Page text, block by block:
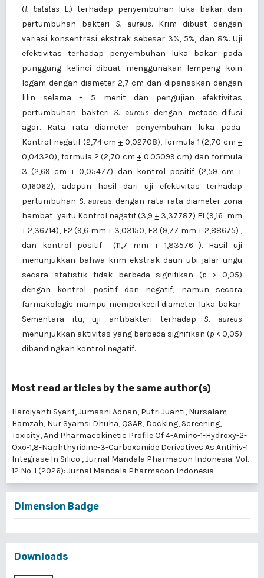
(I. batatas L.) terhadap penyembuhan luka bakar dan
pertumbuhan bakteri S. aureus. Krim dibuat dengan
variasi konsentrasi ekstrak sebesar 3%, 5%, dan 8%. Uji
efektivitas terhadap penyembuhan luka bakar pada
punggung kelinci dibuat menggunakan lempeng koin
logam dengan diameter 2,7 cm dan dipanaskan dengan
lilin selama ± 5 menit dan pengujian efektivitas
pertumbuhan bakteri S. aureus dengan metode difusi
agar. Rata rata diameter penyembuhan luka pada
Kontrol negatif (2,74 cm+ 0,02708), formula 1 (2,70 cm+
0,04320), formula 2 (2,70 cm +0.05099 cm) dan formula
3 (2,69 cm+ 0,05477) dan kontrol positif (2,59 cm+
0,16062), adapun hasil dari uji efektivitas terhadap
pertumbuhan S. aureus dengan rata-rata diameter zona
hambat yaitu Kontrol negatif (3,9 +3,37787) F1 (9,16 mm
+2,36714), F2 (9,6 mm+ 3,03150, F3 (9,77 mm+ 2,88675) ,
dan kontrol positif
(11,7 mm +1,83576 ). Hasil uji
menunjukkan bahwa krim ekstrak daun ubi jalar ungu
secara statistik tidak berbeda signifikan (p > 0,05)
dengan kontrol positif dan negatif, namun secara
farmakologis mampu memperkecil diameter luka bakar.
Sementara itu, uji antibakteri terhadap S. aureus
menunjukkan aktivitas yang berbeda signifikan (p < 0,05)
dibandingkan kontrol negatif.
Most read articles by the same author(s)
Hardiyanti Syarif, Jumasni Adnan, Putri Juanti, Nursalam
Hamzah, Nur Syamsi Dhuha,QSAR, Docking, Screening,
Toxicity, And Pharmacokinetic Profile Of 4-Amino-1-Hydroxy-2-
Oxo-1,8-Naphthyridine-3-Carboxamide Derivatives As Antihiv-1
Integrase In Silico ,Jurnal Mandala Pharmacon Indonesia: Vol.
12 No. 1 (2026): Jurnal Mandala Pharmacon Indonesia
Dimension Badge
Downloads